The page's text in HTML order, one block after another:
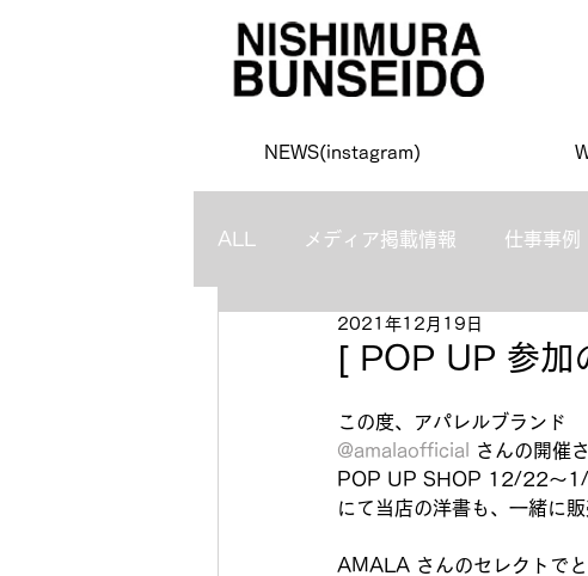
NEWS(instagram)
ALL メディア掲載情報 仕事事例
[ POP UP 参加
2021年12月19日
この度、アパレルブランド
@amalaofficial
さんの開催
POP UP SHOP 12/22〜
にて当店の洋書も、一緒に
AMALA さんのセレクトで